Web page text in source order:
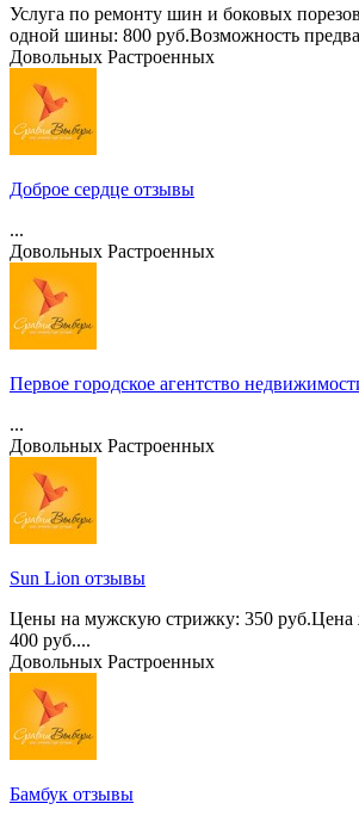
Услуга по ремонту шин и боковых
одной шины: 800 руб.Возможность
Довольных Растроенных
Доброе сердце отзывы
...
Довольных Растроенных
Первое городское агентство
...
Довольных Растроенных
Sun Lion отзывы
Цены на мужскую стрижку: 350 руб.Цена
400 руб....
Довольных Растроенных
Бамбук отзывы